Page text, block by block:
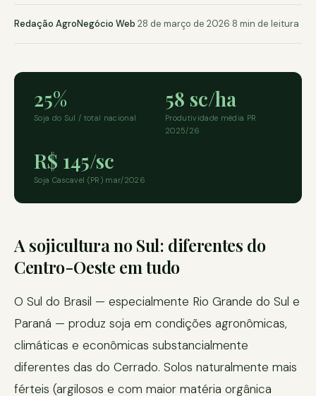
Redação AgroNegócio Web·28 de março de 2026·8 min de leitura
25%
Soja do Sul / total nacional
58 sc/ha
Produtividade média PR
2025/26
R$ 145/sc
Soja Cascavel (PR) mar/2026
A sojicultura no Sul: diferentes do
Centro-Oeste em tudo
O Sul do Brasil — especialmente Rio Grande do Sul e
Paraná — produz soja em condições agronômicas,
climáticas e econômicas substancialmente
diferentes das do Cerrado. Solos naturalmente mais
férteis (argilosos e com maior matéria orgânica